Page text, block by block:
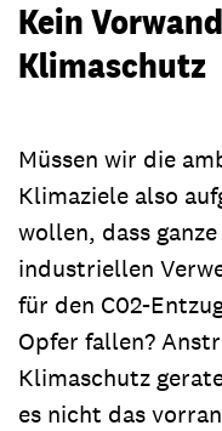
Kein
Klimaschutz
Müssen wir die
Klimaziele also
wollen, dass
industriellen
für den C02-
Opfer fallen?
Klimaschutz
es nicht das